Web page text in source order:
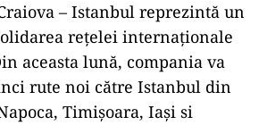
– Istanbul reprezintă un
rețelei internaționale
aceasta lună, compania va
rute noi către Istanbul din
Timișoara, Iași si